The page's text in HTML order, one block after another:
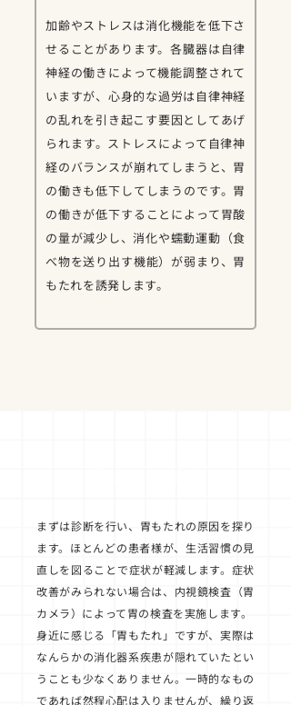
加齢やストレスは消化機能を低下さ
せることがあります。各臓器は自律
神経の働きによって機能調整されて
いますが、心身的な過労は自律神経
の乱れを引き起こす要因としてあげ
られます。ストレスによって自律神
経のバランスが崩れてしまうと、胃
の働きも低下してしまうのです。胃
の働きが低下することによって胃酸
の量が減少し、消化や蠕動運動（食
べ物を送り出す機能）が弱まり、胃
もたれを誘発します。
まずは診断を行い、胃もたれの原因を探り
ます。ほとんどの患者様が、生活習慣の見
直しを図ることで症状が軽減します。症状
改善がみられない場合は、内視鏡検査（胃
カメラ）によって胃の検査を実施します。
身近に感じる「胃もたれ」ですが、実際は
なんらかの消化器系疾患が隠れていたとい
うことも少なくありません。一時的なもの
であれば然程心配は入りませんが、繰り返